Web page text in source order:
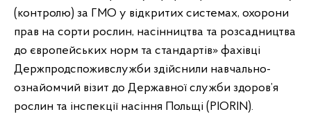
(контролю) за ГМО у відкритих системах, охорони
прав на сорти рослин, насінництва та розсадництва
до європейських норм та стандартів» фахівці
Держпродспоживслужби здійснили навчально-
ознайомчий візит до Державної служби здоров’я
рослин та інспекції насіння Польщі (PIORIN).